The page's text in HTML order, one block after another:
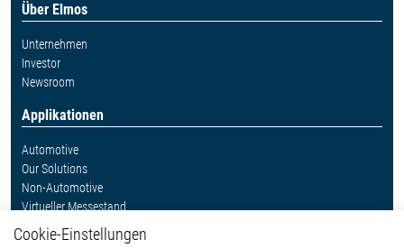
Über Elmos
Unternehmen
Investor
Newsroom
Applikationen
Automotive
Our Solutions
Non-Automotive
Virtueller Messestand
Weitere Links
Cookie-Einstellungen